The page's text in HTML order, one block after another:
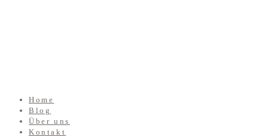
Home
Blog
Über uns
Kontakt